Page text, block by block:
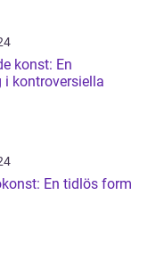
konst: En
kontroversiella
En tidlös form